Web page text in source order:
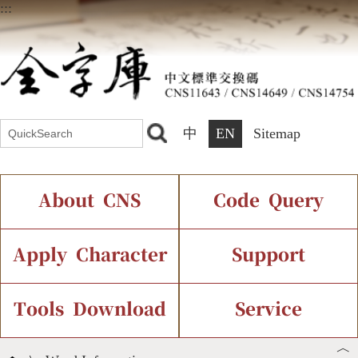
:::
中 EN Sitemap
About CNS
Introduction Current Status
Chinese Code Status
Code Query
IDS Query
Components Query
Apply Character
Application Process
Support
Font Instant Display
Tools Download Service
︿